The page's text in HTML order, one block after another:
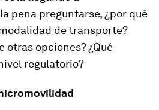
pena preguntarse, ¿por qué
de transporte?
otras opciones? ¿Qué
regulatorio?